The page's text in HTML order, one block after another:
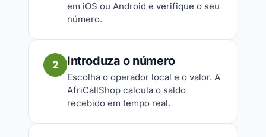
em iOS ou Android e verifique o seu
número.
2 Introduza o número
Escolha o operador local e o valor. A
AfriCallShop calcula o saldo
recebido em tempo real.